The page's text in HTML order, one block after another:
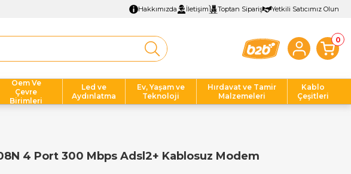
Hakkımızda İletişim Toptan Sipariş Yetkili Satıcımız Olun
0
Oem Ve
Çevre
Birimleri
Led ve
Aydınlatma
Ev, Yaşam ve
Teknoloji
Hırdavat ve Tamir
Malzemeleri
Kablo
Çeşitleri
4 Port 300 Mbps Adsl2+ Kablosuz Modem